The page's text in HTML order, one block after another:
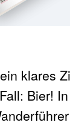
klares
Bier!